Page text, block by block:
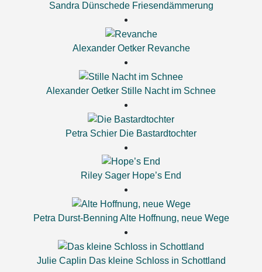
Sandra Dünschede Friesendämmerung
Alexander Oetker Revanche
Alexander Oetker Stille Nacht im Schnee
Petra Schier Die Bastardtochter
Riley Sager Hope’s End
Petra Durst-Benning Alte Hoffnung, neue Wege
Julie Caplin Das kleine Schloss in Schottland